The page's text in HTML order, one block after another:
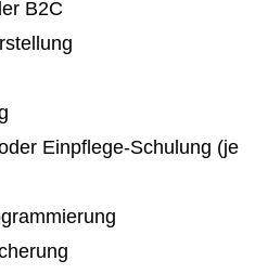
B2C
Einpflege-Schulung (je